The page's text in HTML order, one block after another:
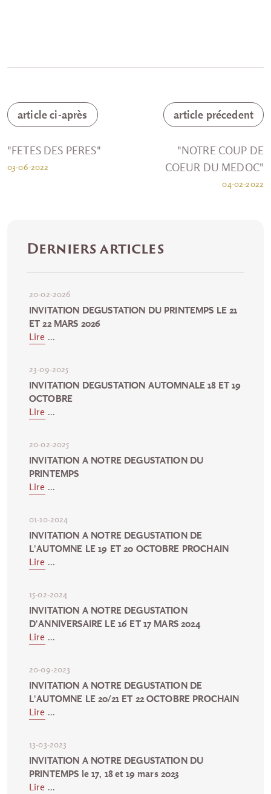
article ci-après
"FETES DES PERES"
03-06-2022
article précedent
"NOTRE COUP DE
COEUR DU MEDOC"
04-02-2022
Derniers articles
20-02-2026
INVITATION DEGUSTATION DU PRINTEMPS LE 21
ET 22 MARS 2026
Lire ...
23-09-2025
INVITATION DEGUSTATION AUTOMNALE 18 ET 19
OCTOBRE
Lire ...
20-02-2025
INVITATION A NOTRE DEGUSTATION DU
PRINTEMPS
Lire ...
01-10-2024
INVITATION A NOTRE DEGUSTATION DE
L'AUTOMNE LE 19 ET 20 OCTOBRE PROCHAIN
Lire ...
15-02-2024
INVITATION A NOTRE DEGUSTATION
D'ANNIVERSAIRE LE 16 ET 17 MARS 2024
Lire ...
20-09-2023
INVITATION A NOTRE DEGUSTATION DE
L'AUTOMNE LE 20/21 ET 22 OCTOBRE PROCHAIN
Lire ...
13-03-2023
INVITATION A NOTRE DEGUSTATION DU
PRINTEMPS le 17, 18 et 19 mars 2023
Lire ...